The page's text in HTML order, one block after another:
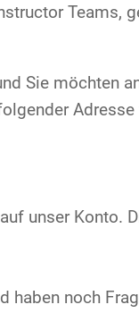
Teams,
Sie möchten
unser Konto.
haben noch